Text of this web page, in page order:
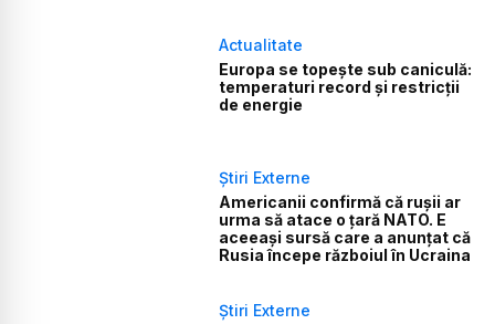
Actualitate
Europa se topește sub caniculă:
temperaturi record și restricții
de energie
Știri Externe
Americanii confirmă că rușii ar
urma să atace o țară NATO. E
aceeași sursă care a anunțat că
Rusia începe războiul în Ucraina
Știri Externe